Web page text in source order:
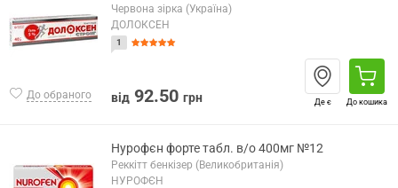
До обраного
Червона зірка (Україна)
ДОЛОКСЕН
1
від 92.50 грн Де є До кошика
Нурофєн форте табл. в/о 400мг №12
Реккітт бенкізер (Великобританія)
НУРОФЄН